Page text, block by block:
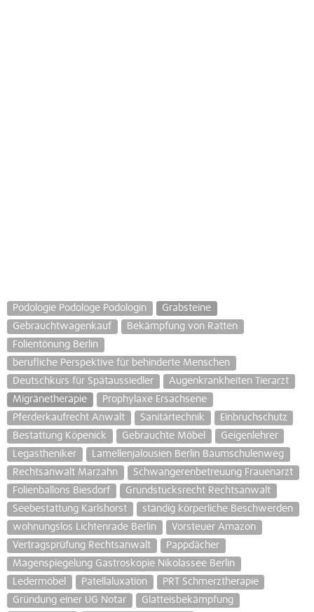
Podologie Podologe Podologin
Grabsteine
Gebrauchtwagenkauf
Bekämpfung von Ratten
Folientönung Berlin
berufliche Perspektive für behinderte Menschen
Deutschkurs für Spätaussiedler
Augenkrankheiten Tierarzt
Migränetherapie
Prophylaxe Ersachsene
Pferderkaufrecht Anwalt
Sanitärtechnik
Einbruchschutz
Bestattung Köpenick
Gebrauchte Möbel
Geigenlehrer
Legastheniker
Lamellenjalousien Berlin Baumschulenweg
Rechtsanwalt Marzahn
Schwangerenbetreuung Frauenarzt
Folienballons Biesdorf
Grundstücksrecht Rechtsanwalt
Seebestattung Karlshorst
ständig körperliche Beschwerden
wohnungslos Lichtenrade Berlin
Vorsteuer Amazon
Vertragsprüfung Rechtsanwalt
Pappdächer
Magenspiegelung Gastroskopie Nikolassee Berlin
Ledermöbel
Patellaluxation
PRT Schmerztherapie
Gründung einer UG Notar
Glatteisbekämpfung